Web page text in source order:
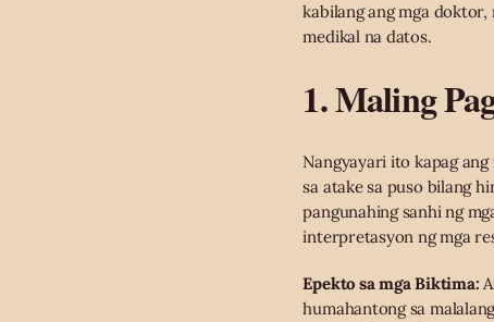
kabilang ang mga
medikal na datos.
1. Maling
Nangyayari ito kapag
sa atake sa puso bilang
pangunahing sanhi ng
interpretasyon ng mga
Epekto sa mga Biktima:
humahantong sa